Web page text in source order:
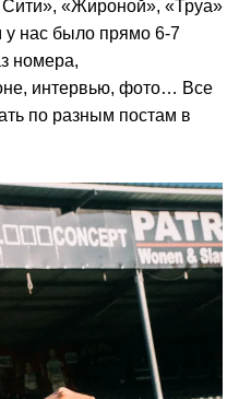
«Жироной», «Труа»
нас было прямо 6-7
номера,
интервью, фото… Все
по разным постам в